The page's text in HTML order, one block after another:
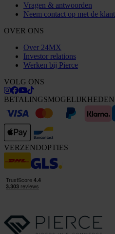
Vragen & antwoorden
Neem contact op met de
OVER ONS
Over 24MX
Investor relations
Werken bij Pierce
VOLG ONS
BETALINGSMOGELIJKHEDEN
VERZENDOPTIES